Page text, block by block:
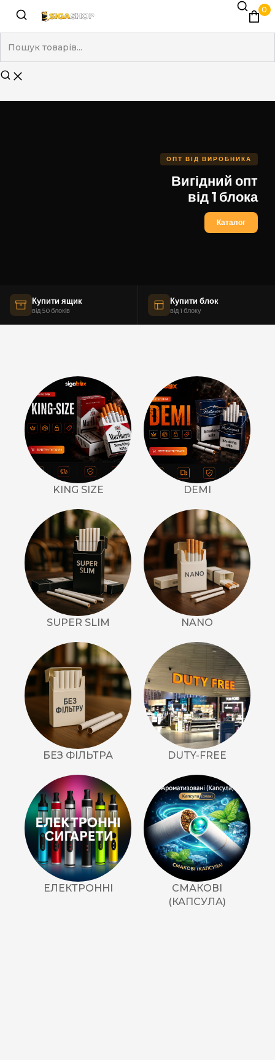
0
ОПТ ВІД ВИРОБНИКА
Вигідний опт
від 1 блока
Каталог
Купити ящик
від 50 блоків
Купити блок
від 1 блоку
KING SIZE DEMI
SUPER SLIM NANO
БЕЗ ФІЛЬТРА DUTY-FREE
ЕЛЕКТРОННІ
СМАКОВІ
(КАПСУЛА)